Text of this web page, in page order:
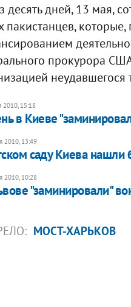
десять дней, 13 мая,
пакистанцев,
прокурора
неудавшегося
2010, 15:18
в Киеве
2010, 13:49
саду Киева нашли
2010, 10:28
"заминировали"
МОСТ-ХАРЬКОВ